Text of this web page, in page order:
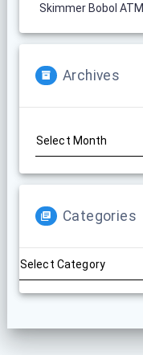
Skimmer Bobol ATM
Archives
Categories